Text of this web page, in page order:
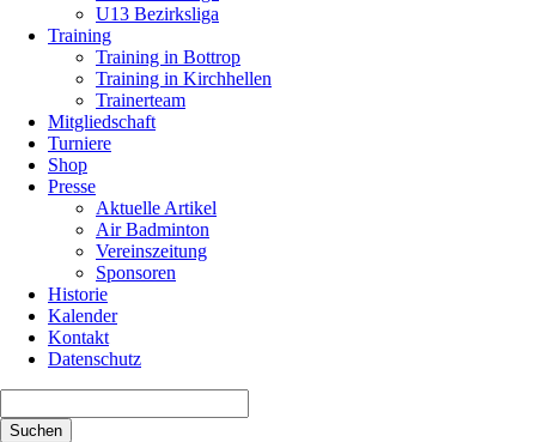
U13 Bezirksliga
Training
Training in Bottrop
Training in Kirchhellen
Trainerteam
Mitgliedschaft
Turniere
Shop
Presse
Aktuelle Artikel
Air Badminton
Vereinszeitung
Sponsoren
Historie
Kalender
Kontakt
Datenschutz
Suchen